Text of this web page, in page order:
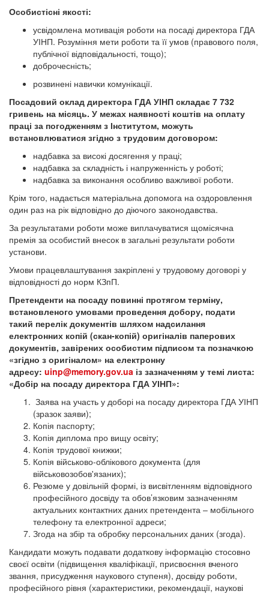
Особистісні якості:
усвідомлена мотивація роботи на посаді директора ГДА
УІНП. Розуміння мети роботи та її умов (правового поля,
публічної відповідальності, тощо);
доброчесність;
розвинені навички комунікації.
Посадовий оклад директора ГДА УІНП складає 7 732
гривень на місяць. У межах наявності коштів на оплату
праці за погодженням з Інститутом, можуть
встановлюватися згідно з трудовим договором:
надбавка за високі досягення у праці;
надбавка за складність і напруженність у роботі;
надбавка за виконання особливо важливої роботи.
Крім того, надається матеріальна допомога на оздоровлення
один раз на рік відповідно до діючого законодавства.
За результатами роботи може виплачуватися щомісячна
премія за особистий внесок в загальні результати роботи
установи.
Умови працевлаштування закріплені у трудовому договорі у
відповідності до норм КЗпП.
Претенденти на посаду повинні протягом терміну,
встановленого умовами проведення добору, подати
такий перелік документів шляхом надсилання
електронних копій (скан-копій) оригіналів паперових
документів, завірених особистим підписом та позначкою
«згідно з оригіналом» на електронну
адресу: uinp@memory.gov.ua із зазначенням у темі листа:
«Добір на посаду директора ГДА УІНП»:
Заява на участь у доборі на посаду директора ГДА УІНП
(зразок заяви);
Копія паспорту;
Копія диплома про вищу освіту;
Копія трудової книжки;
Копія військово-облікового документа (для
військовозобов'язаних);
Резюме у довільній формі, із висвітленням відповідного
професійного досвіду та обов’язковим зазначенням
актуальних контактних даних претендента – мобільного
телефону та електронної адреси;
Згода на збір та обробку персональних даних (згода).
Кандидати можуть подавати додаткову інформацію стосовно
своєї освіти (підвищення кваліфікації, присвоєння вченого
звання, присудження наукового ступеня), досвіду роботи,
професійного рівня (характеристики, рекомендації, наукові